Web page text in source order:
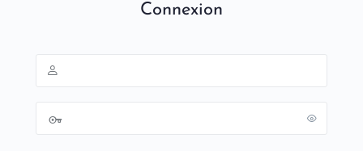
Connexion